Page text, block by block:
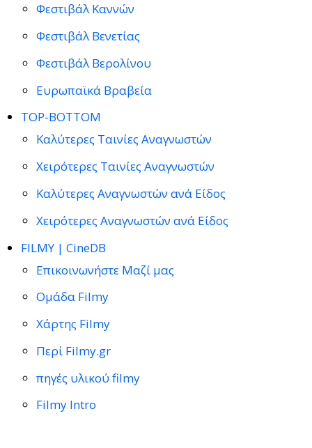
Φεστιβάλ Καννών
Φεστιβάλ Βενετίας
Φεστιβάλ Βερολίνου
Ευρωπαϊκά Βραβεία
TOP-BOTTOM
Καλύτερες Ταινίες Αναγνωστών
Χειρότερες Ταινίες Αναγνωστών
Καλύτερες Αναγνωστών ανά Είδος
Χειρότερες Αναγνωστών ανά Είδος
FILMY | CineDB
Επικοινωνήστε Μαζί μας
Ομάδα Filmy
Χάρτης Filmy
Περί Filmy.gr
πηγές υλικού filmy
Filmy Intro